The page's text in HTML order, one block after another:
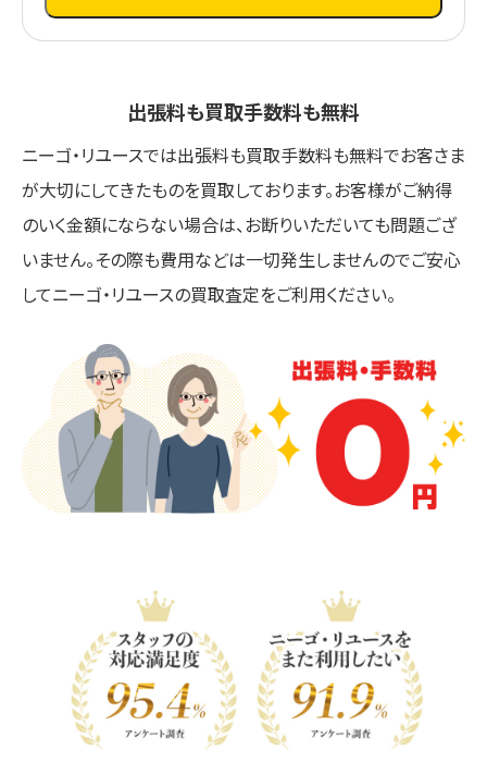
出張料も買取手数料も無料
ニーゴ・リユースでは出張料も買取手数料も無料でお客さま
が大切にしてきたものを買取しております。お客様がご納得
のいく金額にならない場合は、お断りいただいても問題ござ
いません。その際も費用などは一切発生しませんのでご安心
してニーゴ・リユースの買取査定をご利用ください。